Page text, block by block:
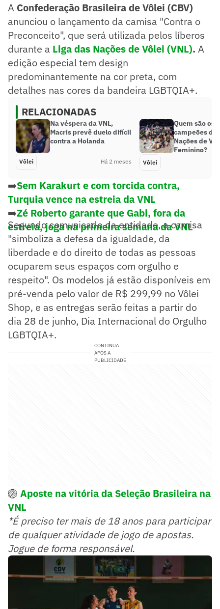
A Confederação Brasileira de Vôlei (CBV)
anunciou o lançamento da camisa "Contra o
Preconceito", que será utilizada pelos líberos
durante a Liga das Nações de Vôlei (VNL). A
edição especial tem design
predominantemente na cor preta, com
detalhes nas cores da bandeira LGBTQIA+.
RELACIONADAS
Na véspera da VNL,
Macris prevê duelo difícil
contra a Holanda
Vôlei Há 2 meses
Quem são os
campeões da
Nações de
Feminino?
Vôlei
➡️Sem Karakurt e com torcida contra,
Turquia vence na estreia da VNL
➡️Zé Roberto garante que Gabi, fora da
estreia, joga na primeira semana da VNL
Segundo comunicado da entidade, a camisa
"simboliza a defesa da igualdade, da
liberdade e do direito de todas as pessoas
ocuparem seus espaços com orgulho e
respeito". Os modelos já estão disponíveis em
pré-venda pelo valor de R$ 299,99 no Vôlei
Shop, e as entregas serão feitas a partir do
dia 28 de junho, Dia Internacional do Orgulho
LGBTQIA+.
CONTINUA
APÓS A
PUBLICIDADE
🏐 Aposte na vitória da Seleção Brasileira na
VNL
*É preciso ter mais de 18 anos para participar
de qualquer atividade de jogo de apostas.
Jogue de forma responsável.